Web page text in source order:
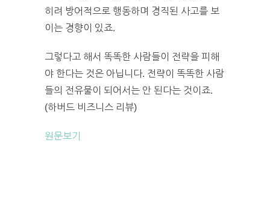
히려 방어적으로 행동하며 경직된 사고를 보
이는 경향이 있죠.
그렇다고 해서 똑똑한 사람들이 전략을 피해
야 한다는 것은 아닙니다. 전략이 똑똑한 사람
들의 전유물이 되어서는 안 된다는 것이죠.
(하버드 비즈니스 리뷰)
원문보기